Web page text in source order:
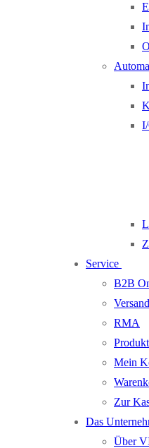
Service
B2B
Versand
RMA
Mein
Zur
Das
Über